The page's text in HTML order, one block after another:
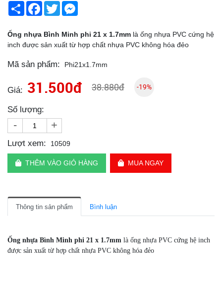
Share Facebook
Twitter
Ống nhựa Bình Minh phi 21 x 1.7mm là ống nhựa PVC cứng hệ
inch được sản xuất từ hợp chất nhựa PVC không hóa đẻo
Mã sản phẩm: Phi21x1.7mm
Giá: 31.500đ 38.880đ -19%
Số lượng:
- +
Lượt xem: 10509
THÊM VÀO GIỎ HÀNG MUA NGAY
Thông tin sản phẩm Bình luận
Ống nhựa Bình Minh phi 21 x 1.7mm là ống nhựa PVC cứng hệ inch
được sản xuất từ hợp chất nhựa PVC không hóa đẻo